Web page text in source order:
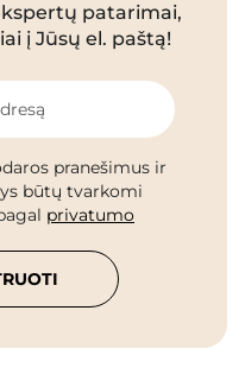
patarimai,
į Jūsų el. paštą!
pranešimus ir
būtų tvarkomi
privatumo